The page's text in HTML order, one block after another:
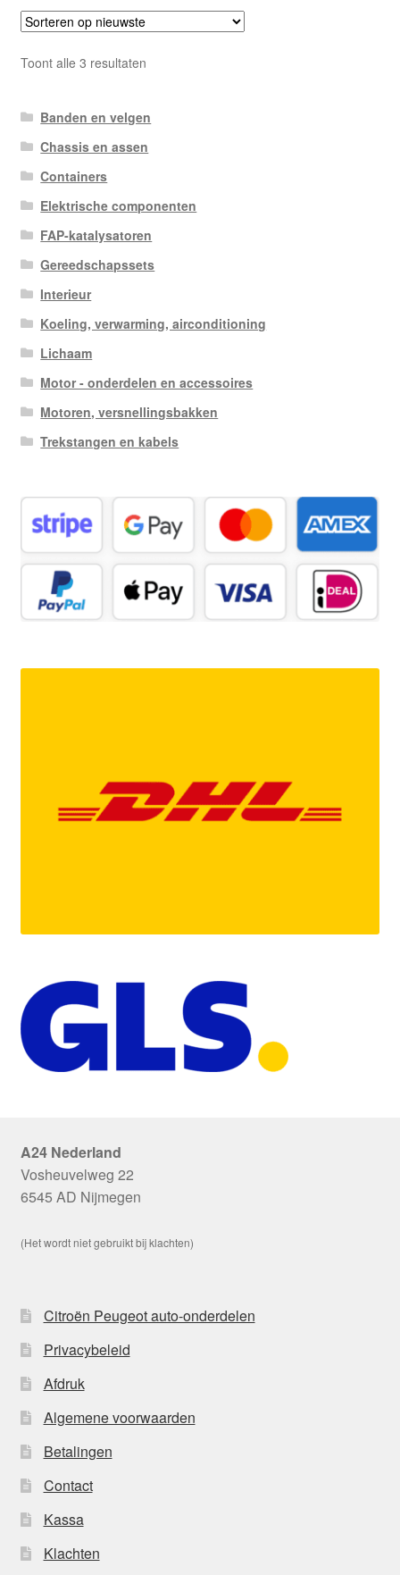
Toont alle 3 resultatenGesorteerd
Banden en velgen
Chassis en assen
Containers
Elektrische componenten
FAP-katalysatoren
Gereedschapssets
Interieur
Koeling, verwarming, airconditioning
Lichaam
Motor - onderdelen en accessoires
Motoren, versnellingsbakken
Trekstangen en kabels
A24 Nederland
Vosheuvelweg 22
6545 AD Nijmegen
(Het wordt niet gebruikt bij klachten)
Citroën Peugeot auto-onderdelen
Privacybeleid
Afdruk
Algemene voorwaarden
Betalingen
Contact
Kassa
Klachten